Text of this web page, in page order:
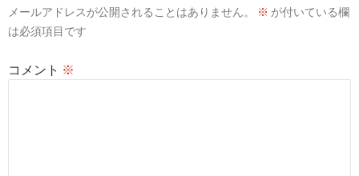
メールアドレスが公開されることはありません。 ※ が付いている欄
は必須項目です
コメント ※